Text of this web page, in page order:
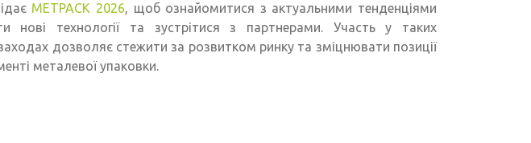
METPACK 2026, щоб ознайомитися з актуальними тенденціями
нові технології та зустрітися з партнерами. Участь у таких
дозволяє стежити за розвитком ринку та зміцнювати позиції
металевої упаковки.